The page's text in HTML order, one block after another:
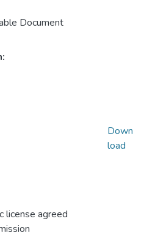
Document
license agreed
Down
load